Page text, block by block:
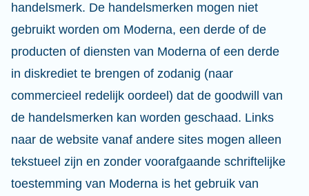
handelsmerk. De handelsmerken mogen niet
gebruikt worden om Moderna, een derde of de
producten of diensten van Moderna of een derde
in diskrediet te brengen of zodanig (naar
commercieel redelijk oordeel) dat de goodwill van
de handelsmerken kan worden geschaad. Links
naar de website vanaf andere sites mogen alleen
tekstueel zijn en zonder voorafgaande schriftelijke
toestemming van Moderna is het gebruik van